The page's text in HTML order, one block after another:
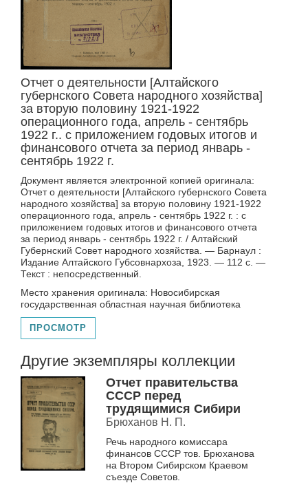
Отчет о деятельности [Алтайского
губернского Совета народного хозяйства]
за вторую половину 1921-1922
операционного года, апрель - сентябрь
1922 г.. с приложением годовых итогов и
финансового отчета за период январь -
сентябрь 1922 г.
Документ является электронной копией оригинала:
Отчет о деятельности [Алтайского губернского Совета
народного хозяйства] за вторую половину 1921-1922
операционного года, апрель - сентябрь 1922 г. : с
приложением годовых итогов и финансового отчета
за период январь - сентябрь 1922 г. / Алтайский
Губернский Совет народного хозяйства. — Барнаул :
Издание Алтайского Губсовнархоза, 1923. — 112 с. —
Текст : непосредственный.
Место хранения оригинала: Новосибирская
государственная областная научная библиотека
ПРОСМОТР
Другие экземпляры коллекции
Отчет правительства
СССР перед
трудящимися Сибири
Брюханов Н. П.
Речь народного комиссара
финансов СССР тов. Брюханова
на Втором Сибирском Краевом
съезде Советов.